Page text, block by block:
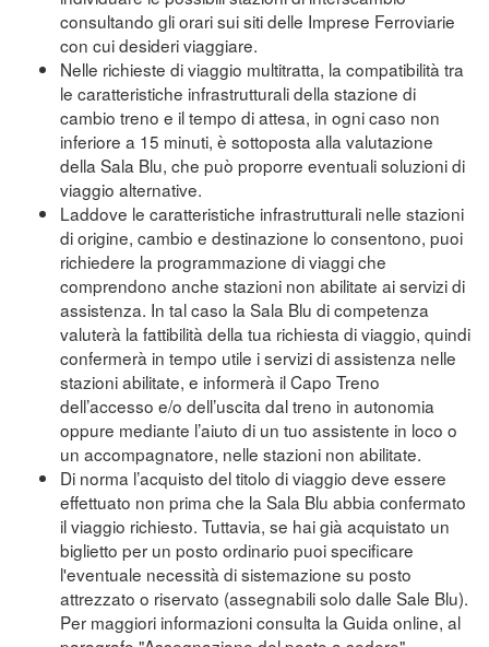
consultando gli orari sui siti delle Imprese Ferroviarie
con cui desideri viaggiare.
Nelle richieste di viaggio multitratta, la compatibilità tra
le caratteristiche infrastrutturali della stazione di
cambio treno e il tempo di attesa, in ogni caso non
inferiore a 15 minuti, è sottoposta alla valutazione
della Sala Blu, che può proporre eventuali soluzioni di
viaggio alternative.
Laddove le caratteristiche infrastrutturali nelle stazioni
di origine, cambio e destinazione lo consentono, puoi
richiedere la programmazione di viaggi che
comprendono anche stazioni non abilitate ai servizi di
assistenza. In tal caso la Sala Blu di competenza
valuterà la fattibilità della tua richiesta di viaggio, quindi
confermerà in tempo utile i servizi di assistenza nelle
stazioni abilitate, e informerà il Capo Treno
dell’accesso e/o dell’uscita dal treno in autonomia
oppure mediante l’aiuto di un tuo assistente in loco o
un accompagnatore, nelle stazioni non abilitate.
Di norma l’acquisto del titolo di viaggio deve essere
effettuato non prima che la Sala Blu abbia confermato
il viaggio richiesto. Tuttavia, se hai già acquistato un
biglietto per un posto ordinario puoi specificare
l'eventuale necessità di sistemazione su posto
attrezzato o riservato (assegnabili solo dalle Sale Blu).
Per maggiori informazioni consulta la Guida online, al